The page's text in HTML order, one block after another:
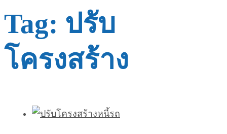
Tag: ปรับ
โครงสร้าง